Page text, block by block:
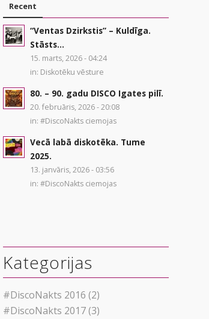
Recent
“Ventas Dzirkstis” – Kuldīga.
Stāsts...
15. marts, 2026 - 04:24
in: Diskotēku vēsture
80. – 90. gadu DISCO Igates pilī.
20. februāris, 2026 - 20:08
in:#DiscoNakts ciemojas
Vecā labā diskotēka. Tume
2025.
13. janvāris, 2026 - 03:56
in:#DiscoNakts ciemojas
Kategorijas
#DiscoNakts 2016 (2)
#DiscoNakts 2017(3)